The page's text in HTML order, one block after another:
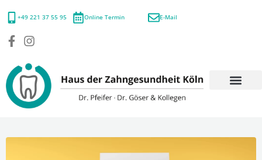
+49 221 37 55 95 Online Termin E-Mail